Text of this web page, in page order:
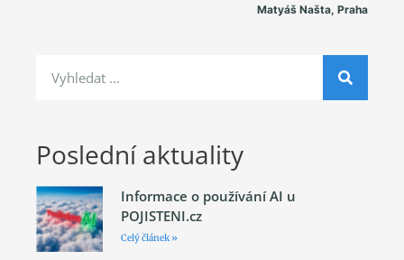
Matyáš Našta, Praha
Poslední aktuality
Informace o používání AI u
POJISTENI.cz
Celý článek »